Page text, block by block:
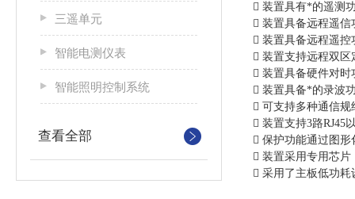
三遥单元
智能电测仪表
智能照明控制系统
查看全部
 装置具有*的遥测
 装置具备远程遥
 装置具备远程遥
 装置支持远程双
 装置具备硬件对
 装置具备*的录波
 可支持多种通信规
 装置支持3路RJ45
 保护功能通过图
 装置采用专用芯
 采用了主板低功